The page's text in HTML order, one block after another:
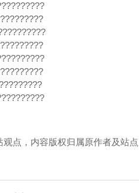
点，内容版权归属原作者及站